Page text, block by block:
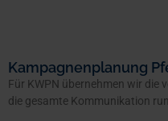
Kampagnenplanung
Für KWPN übernehmen wir die
die gesamte Kommunikation